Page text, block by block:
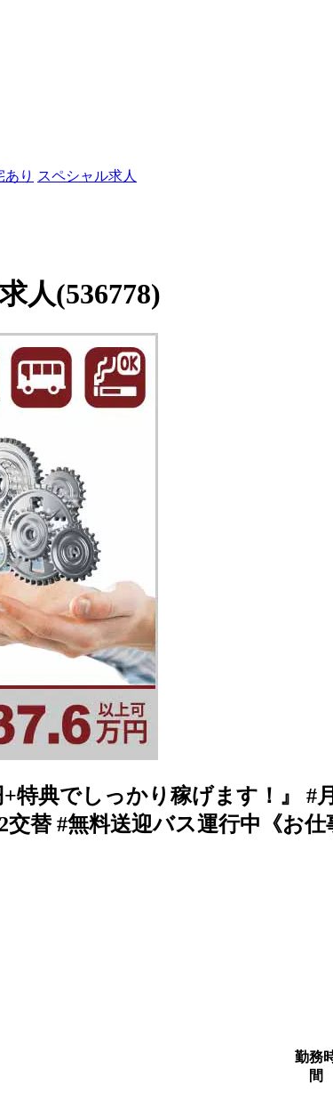
あり スペシャル求人
人(536778)
特典でしっかり稼げます！』 #
替 #無料送迎バス運行中《お仕
勤務
間